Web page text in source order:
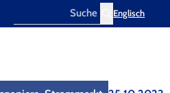
Englisch